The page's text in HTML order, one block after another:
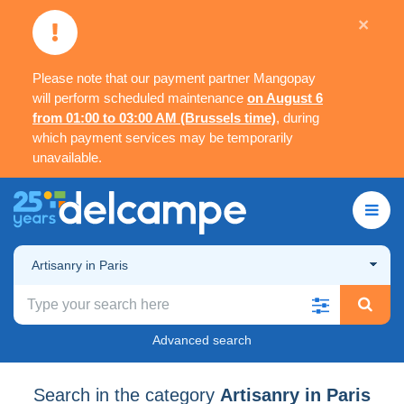
Please note that our payment partner Mangopay
will perform scheduled maintenance on August 6
from 01:00 to 03:00 AM (Brussels time), during
which payment services may be temporarily
unavailable.
×
Artisanry in Paris
Advanced search
Search in the category Artisanry in Paris